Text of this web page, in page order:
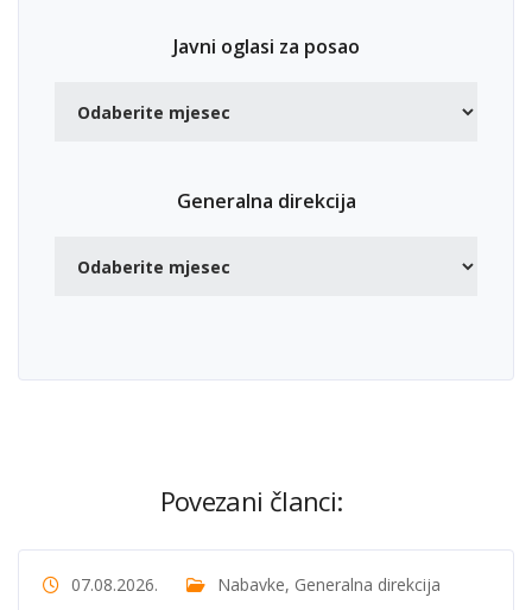
Javni oglasi za posao
Generalna direkcija
Povezani članci:
07.08.2026. Nabavke, Generalna direkcija